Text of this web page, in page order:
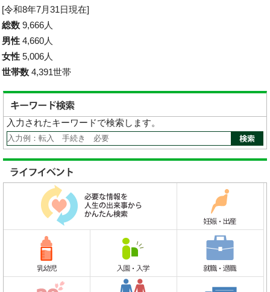
[令和8年7月31日現在]
総数 9,666人
男性 4,660人
女性 5,006人
世帯数 4,391世帯
入力されたキーワードで検索します。